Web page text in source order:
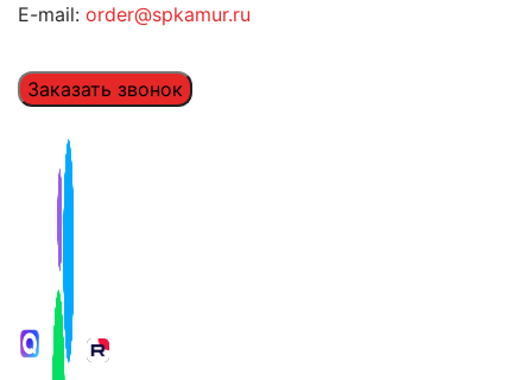
E-mail: order@spkamur.ru
Заказать звонок